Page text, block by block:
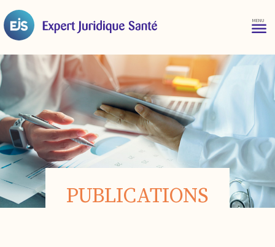
PUBLICATIONS